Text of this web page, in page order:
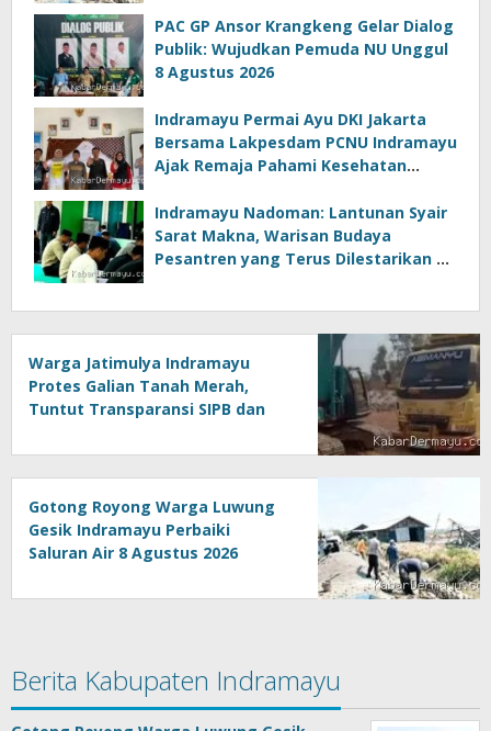
PAC GP Ansor Krangkeng Gelar Dialog
Publik: Wujudkan Pemuda NU Unggul
8 Agustus 2026
Indramayu Permai Ayu DKI Jakarta
Bersama Lakpesdam PCNU Indramayu
Ajak Remaja Pahami Kesehatan
Indramayu Nadoman: Lantunan Syair
Sarat Makna, Warisan Budaya
Pesantren yang Terus Dilestarikan di
Warga Jatimulya Indramayu
Protes Galian Tanah Merah,
Tuntut Transparansi SIPB dan
Gotong Royong Warga Luwung
Gesik Indramayu Perbaiki
Saluran Air 8 Agustus 2026
Berita Kabupaten Indramayu